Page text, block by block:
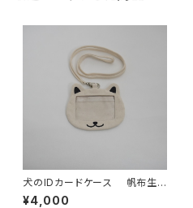
犬のIDカードケース 帆布生
地
¥4,000